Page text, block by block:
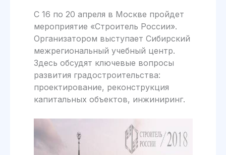
С 16 по 20 апреля в Москве пройдет
мероприятие «Строитель России».
Организатором выступает Сибирский
межрегиональный учебный центр.
Здесь обсудят ключевые вопросы
развития градостроительства:
проектирование, реконструкция
капитальных объектов, инжиниринг.